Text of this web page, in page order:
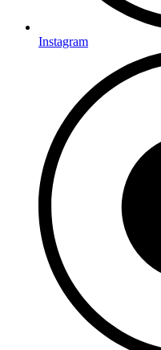
Instagram